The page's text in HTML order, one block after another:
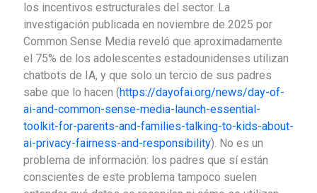
los incentivos estructurales del sector. La
investigación publicada en noviembre de 2025 por
Common Sense Media reveló que aproximadamente
el 75% de los adolescentes estadounidenses utilizan
chatbots de IA, y que solo un tercio de sus padres
sabe que lo hacen (https://dayofai.org/news/day-of-
ai-and-common-sense-media-launch-essential-
toolkit-for-parents-and-families-talking-to-kids-about-
ai-privacy-fairness-and-responsibility). No es un
problema de información: los padres que sí están
conscientes de este problema tampoco suelen